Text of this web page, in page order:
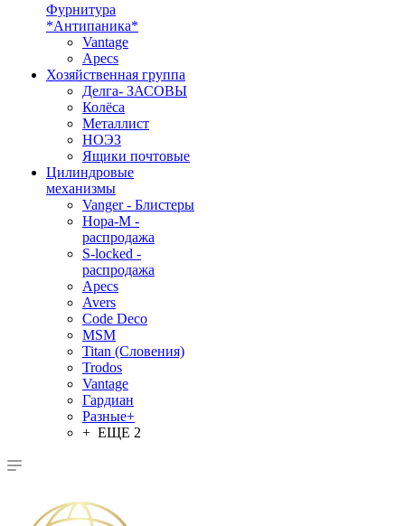
Фурнитура
*Антипаника*
Vantage
Apecs
Хозяйственная группа
Делга- ЗАСОВЫ
Колёса
Металлист
НОЭЗ
Ящики почтовые
Цилиндровые
механизмы
Vanger - Блистеры
Нора-М -
распродажа
S-locked -
распродажа
Apecs
Avers
Code Deco
MSM
Titan (Словения)
Trodos
Vantage
Гардиан
Разные+
+ ЕЩЕ 2